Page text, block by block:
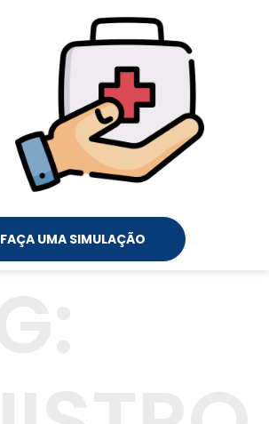
FAÇA UMA SIMULAÇÃO